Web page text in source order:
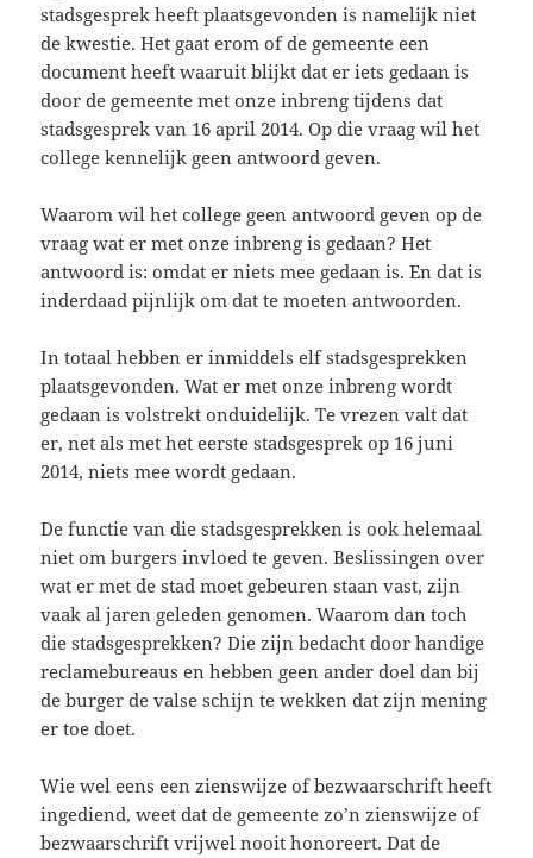
stadsgesprek heeft plaatsgevonden is namelijk niet
de kwestie. Het gaat erom of de gemeente een
document heeft waaruit blijkt dat er iets gedaan is
door de gemeente met onze inbreng tijdens dat
stadsgesprek van 16 april 2014. Op die vraag wil het
college kennelijk geen antwoord geven.
Waarom wil het college geen antwoord geven op de
vraag wat er met onze inbreng is gedaan? Het
antwoord is: omdat er niets mee gedaan is. En dat is
inderdaad pijnlijk om dat te moeten antwoorden.
In totaal hebben er inmiddels elf stadsgesprekken
plaatsgevonden. Wat er met onze inbreng wordt
gedaan is volstrekt onduidelijk. Te vrezen valt dat
er, net als met het eerste stadsgesprek op 16 juni
2014, niets mee wordt gedaan.
De functie van die stadsgesprekken is ook helemaal
niet om burgers invloed te geven. Beslissingen over
wat er met de stad moet gebeuren staan vast, zijn
vaak al jaren geleden genomen. Waarom dan toch
die stadsgesprekken? Die zijn bedacht door handige
reclamebureaus en hebben geen ander doel dan bij
de burger de valse schijn te wekken dat zijn mening
er toe doet.
Wie wel eens een zienswijze of bezwaarschrift heeft
ingediend, weet dat de gemeente zo’n zienswijze of
bezwaarschrift vrijwel nooit honoreert. Dat de